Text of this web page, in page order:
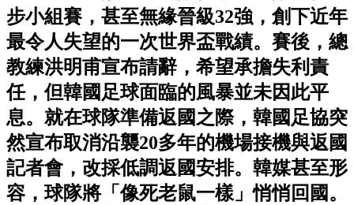
步小組賽，甚至無緣晉級32強，創下近年
最令人失望的一次世界盃戰績。賽後，總
教練洪明甫宣布請辭，希望承擔失利責
任，但韓國足球面臨的風暴並未因此平
息。就在球隊準備返國之際，韓國足協突
然宣布取消沿襲20多年的機場接機與返國
記者會，改採低調返國安排。韓媒甚至形
容，球隊將「像死老鼠一樣」悄悄回國。